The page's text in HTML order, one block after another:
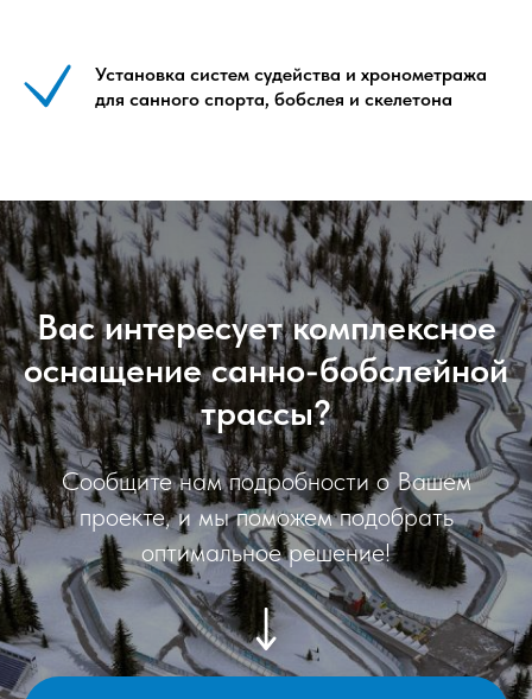
Установка систем судейства и хронометража
для санного спорта, бобслея и скелетона
Вас интересует комплексное
оснащение санно-бобслейной
трассы?
Сообщите нам подробности о Вашем
проекте, и мы поможем подобрать
оптимальное решение!